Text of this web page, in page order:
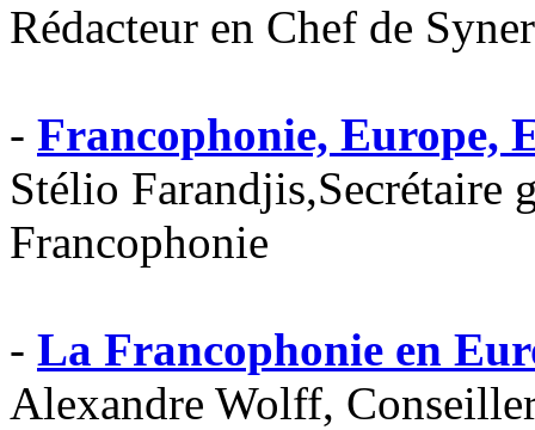
Rédacteur en Chef de
- Francophonie, Europe,
Stélio Farandjis,Secrétaire
Francophonie
- La Francophonie en
Alexandre Wolff,